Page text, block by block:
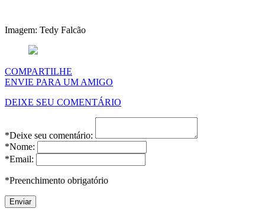
Imagem: Tedy Falcão
COMPARTILHE
ENVIE PARA UM AMIGO
DEIXE SEU COMENTÁRIO
*Deixe seu comentário:
*Nome:
*Email:
*Preenchimento obrigatório